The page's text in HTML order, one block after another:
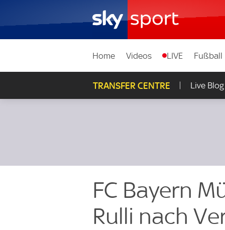
Home Videos LIVE Fußball
TRANSFER CENTRE Live Blog
FC Bayern
Rulli nach